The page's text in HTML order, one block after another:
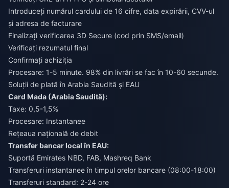
Introduceți numărul cardului de 16 cifre, data expirării, CVV-ul
și adresa de facturare
Finalizați verificarea 3D Secure (cod prin SMS/email)
Verificați rezumatul final
Confirmați achiziția
Procesare: 1-5 minute. 98% din livrări se fac în 10-60 secunde.
Soluții de plată în Arabia Saudită și EAU
Card Mada (Arabia Saudită):
Taxe: 0,5-1,5%
Procesare: Instantanee
Rețeaua națională de debit
Transfer bancar local în EAU:
Suportă Emirates NBD, FAB, Mashreq Bank
Transferuri instantanee în timpul orelor bancare (08:00-18:00)
Transferuri standard: 2-24 ore